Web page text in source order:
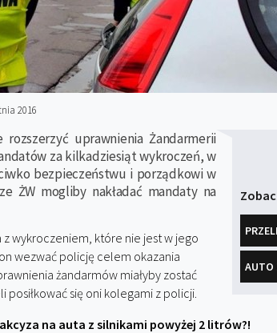
2016
AUTO
uprawnienia Żandarmerii
za kilkadziesiąt wykroczeń, w
bezpieczeństwu i porządkowi w
ŻW mogliby nakładać mandaty na
z wykroczeniem, które nie jest w jego
wezwać policję celem okazania
żandarmów miałyby zostać
posiłkować się oni kolegami z policji.
na auta z silnikami powyżej 2 litrów?!